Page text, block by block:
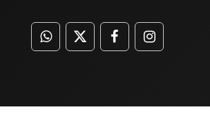
WhatsApp
TwitterFacebookFacebook